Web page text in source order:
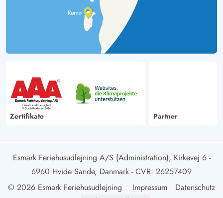
Zertifikate Partner
Esmark Feriehusudlejning A/S (Administration), Kirkevej 6 -
6960 Hvide Sande, Danmark - CVR: 26257409
© 2026 Esmark Feriehusudlejning
Impressum
Datenschutz